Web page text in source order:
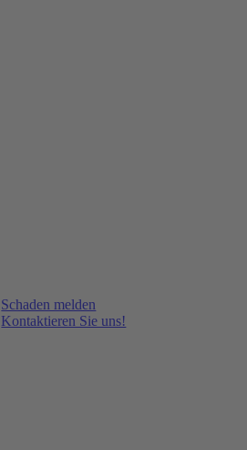
Schaden melden
Kontaktieren Sie uns!